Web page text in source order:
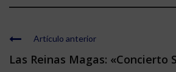
Artículo anterior
Las Reinas Magas: «Concierto